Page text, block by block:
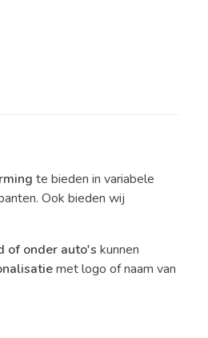
te bieden in variabele
Ook bieden wij
of onder auto′s kunnen
met logo of naam van